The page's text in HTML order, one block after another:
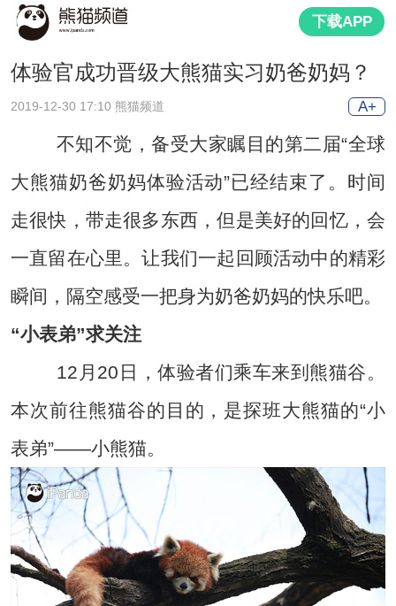
下载APP
体验官成功晋级大熊猫实习奶爸奶妈？
2019-12-30 17:10 熊猫频道 A+
不知不觉，备受大家瞩目的第二届“全球
大熊猫奶爸奶妈体验活动”已经结束了。时间
走很快，带走很多东西，但是美好的回忆，会
一直留在心里。让我们一起回顾活动中的精彩
瞬间，隔空感受一把身为奶爸奶妈的快乐吧。
“小表弟”求关注
12月20日，体验者们乘车来到熊猫谷。
本次前往熊猫谷的目的，是探班大熊猫的“小
表弟”——小熊猫。